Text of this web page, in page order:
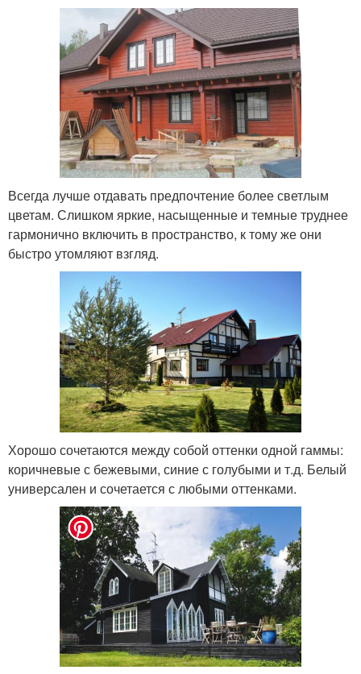
Всегда лучше отдавать предпочтение более светлым
цветам. Слишком яркие, насыщенные и темные труднее
гармонично включить в пространство, к тому же они
быстро утомляют взгляд.
Хорошо сочетаются между собой оттенки одной гаммы:
коричневые с бежевыми, синие с голубыми и т.д. Белый
универсален и сочетается с любыми оттенками.